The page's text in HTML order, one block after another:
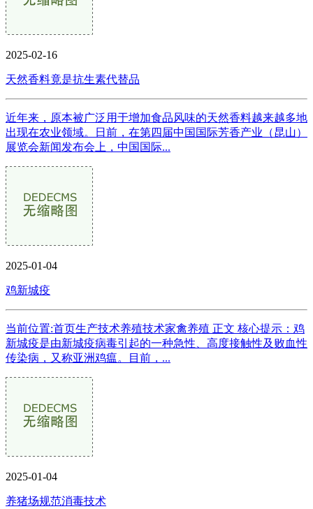
2025-02-16
天然香料竟是抗生素代替品
近年来，原本被广泛用于增加食品风味的天然香料越来越多地
出现在农业领域。日前，在第四届中国国际芳香产业（昆山）
展览会新闻发布会上，中国国际...
2025-01-04
鸡新城疫
当前位置:首页生产技术养殖技术家禽养殖 正文 核心提示：鸡
新城疫是由新城疫病毒引起的一种急性、高度接触性及败血性
传染病，又称亚洲鸡瘟。目前，...
2025-01-04
养猪场规范消毒技术